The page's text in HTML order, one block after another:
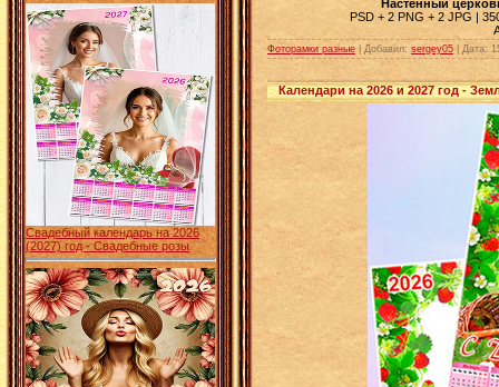
Свадебный календарь на 2026
(2027) год - Свадебные розы
Настенный
PSD + 2 PNG + 2 JPG |
Фоторамки разные | Добавил: sergey05 Дата:
Календари на 2026 и 2027 год -